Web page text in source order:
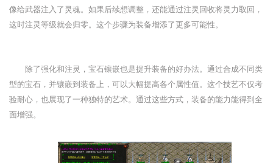
像给武器注入了灵魂。如果后续想调整，还能通过注灵回收将灵力取回，
这时注灵等级就会归零。这个步骤为装备增添了更多可能性。
除了强化和注灵，宝石镶嵌也是提升装备的好办法。通过合成不同类
型的宝石，并镶嵌到装备上，可以大幅提高各个属性值。这个技艺不仅考
验耐心，也展现了一种独特的艺术。通过这些方式，装备的能力能得到全
面增强。